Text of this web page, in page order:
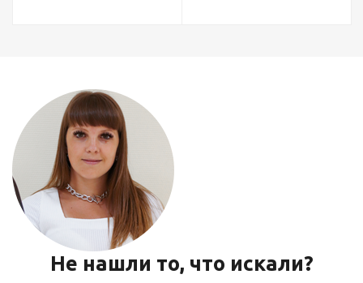
Не нашли то, что искали?